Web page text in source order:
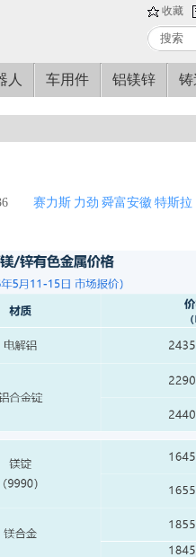
收藏
人 车用件 铝镁锌 铸
赛力斯 力劲 舜富安徽 特斯拉